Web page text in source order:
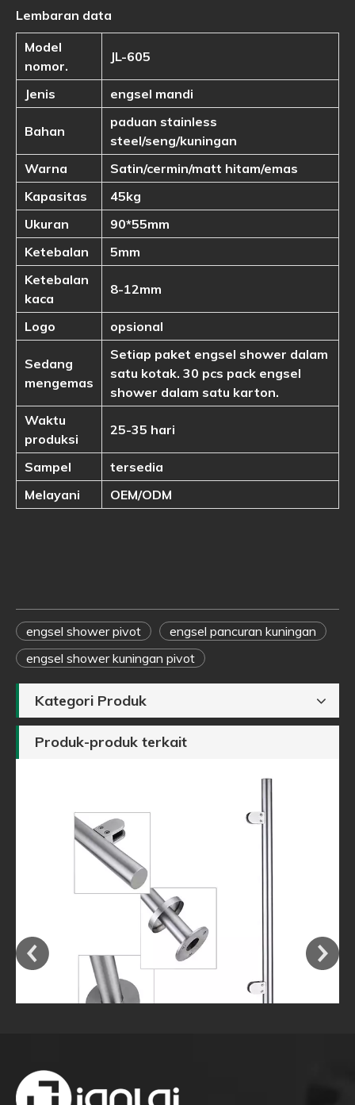
Lembaran data
Model
nomor.
JL-605
Jenis engsel mandi
Bahan
paduan stainless
steel/seng/kuningan
Warna
Satin/cermin/matt hitam/emas
Kapasitas
45kg
Ukuran
90*55mm
Ketebalan
5mm
Ketebalan
kaca
8-12mm
Logo opsional
Sedang
mengemas
Setiap paket engsel shower dalam
satu kotak. 30 pcs pack engsel
shower dalam satu karton.
Waktu
produksi
25-35 hari
Sampel
tersedia
Melayani
OEM/ODM
engsel shower pivot
engsel pancuran kuningan
engsel shower kuningan pivot
Kategori Produk
Produk-produk terkait
Aksesoris Pagar Stainless Steel Perlengkapan Pegangan